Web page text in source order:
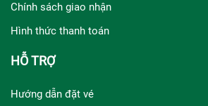
Chính sách giao nhận
Hình thức thanh toán
HỖ TRỢ
Hướng dẫn đặt vé